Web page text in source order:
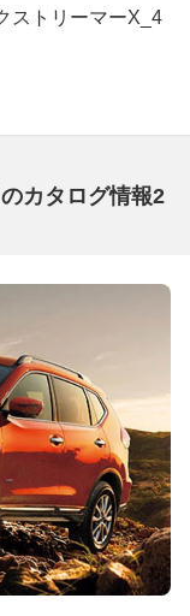
ストリーマーX_4
カタログ情報2